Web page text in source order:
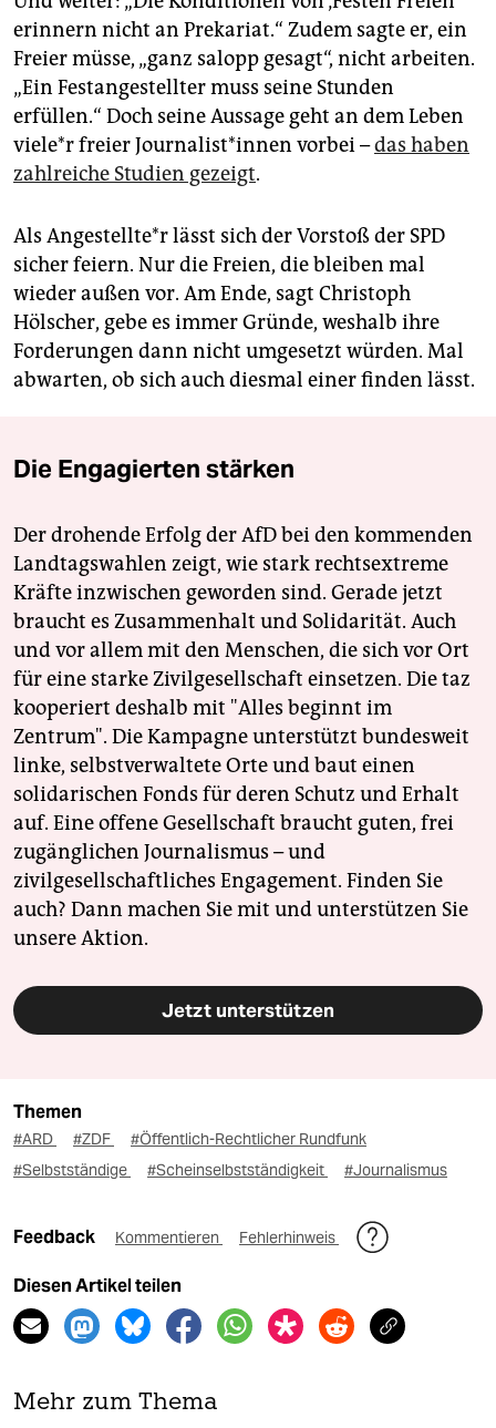
erinnern nicht an Prekariat.“ Zudem sagte er, ein
Freier müsse, „ganz salopp gesagt“, nicht arbeiten.
„Ein Festangestellter muss seine Stunden
erfüllen.“ Doch seine Aussage geht an dem Leben
viele*r freier Journalist*innen vorbei –das haben
zahlreiche Studien gezeigt.
Als Angestellte*r lässt sich der Vorstoß der SPD
sicher feiern. Nur die Freien, die bleiben mal
wieder außen vor. Am Ende, sagt Christoph
Hölscher, gebe es immer Gründe, weshalb ihre
Forderungen dann nicht umgesetzt würden. Mal
abwarten, ob sich auch diesmal einer finden lässt.
Die Engagierten stärken
Der drohende Erfolg der AfD bei den kommenden
Landtagswahlen zeigt, wie stark rechtsextreme
Kräfte inzwischen geworden sind. Gerade jetzt
braucht es Zusammenhalt und Solidarität. Auch
und vor allem mit den Menschen, die sich vor Ort
für eine starke Zivilgesellschaft einsetzen. Die taz
kooperiert deshalb mit "Alles beginnt im
Zentrum". Die Kampagne unterstützt bundesweit
linke, selbstverwaltete Orte und baut einen
solidarischen Fonds für deren Schutz und Erhalt
auf. Eine offene Gesellschaft braucht guten, frei
zugänglichen Journalismus – und
zivilgesellschaftliches Engagement. Finden Sie
auch? Dann machen Sie mit und unterstützen Sie
unsere Aktion.
Jetzt unterstützen
Themen
#ARD #ZDF
#Öffentlich-Rechtlicher Rundfunk
#Selbstständige
#Scheinselbstständigkeit #Journalismus
Feedback Kommentieren Fehlerhinweis
Diesen Artikel teilen
Mehr zum Thema